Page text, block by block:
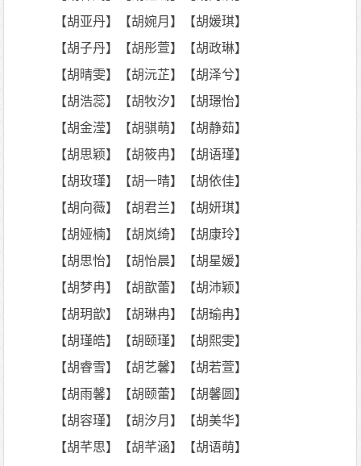
【胡亚丹】【胡婉月】【胡媛琪】
【胡子丹】【胡彤萱】【胡政琳】
【胡晴雯】【胡沅芷】【胡泽兮】
【胡浩蕊】【胡牧汐】【胡璟怡】
【胡金滢】【胡骐萌】【胡静茹】
【胡思颖】【胡筱冉】【胡语瑾】
【胡玫瑾】【胡一晴】【胡依佳】
【胡向薇】【胡君兰】【胡妍琪】
【胡娅楠】【胡岚绮】【胡康玲】
【胡思怡】【胡怡晨】【胡星媛】
【胡梦冉】【胡歆蕾】【胡沛颖】
【胡玥歆】【胡琳冉】【胡瑜冉】
【胡瑾皓】【胡颐瑾】【胡熙雯】
【胡睿雪】【胡艺馨】【胡若萱】
【胡雨馨】【胡颐蕾】【胡馨圆】
【胡容瑾】【胡汐月】【胡美华】
【胡芊思】【胡芊涵】【胡语萌】